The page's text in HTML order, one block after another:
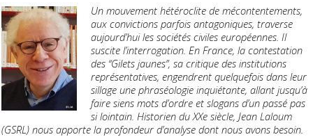
Un mouvement hétéroclite de mécontentements,
aux convictions parfois antagoniques, traverse
aujourd’hui les sociétés civiles européennes. Il
suscite l’interrogation. En France, la contestation
des “Gilets jaunes”, sa critique des institutions
représentatives, engendrent quelquefois dans leur
sillage une phraséologie inquiétante, allant jusqu’à
faire siens mots d’ordre et slogans d’un passé pas
si lointain. Historien du XXe siècle, Jean Laloum
(GSRL) nous apporte la profondeur d’analyse dont nous avons besoin.